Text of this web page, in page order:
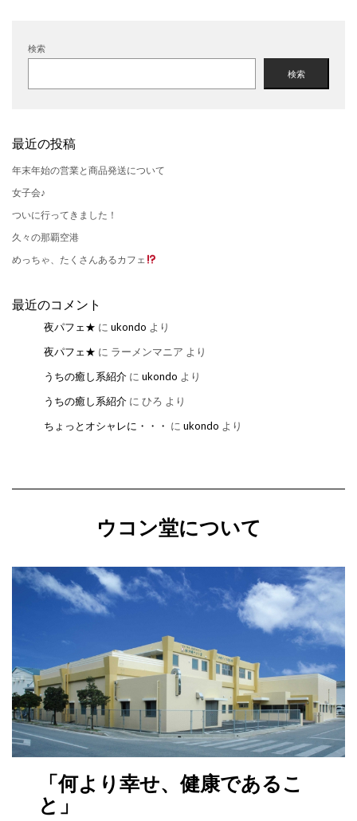
検索
検索
最近の投稿
年末年始の営業と商品発送について
女子会♪
ついに行ってきました！
久々の那覇空港
めっちゃ、たくさんあるカフェ
最近のコメント
夜パフェ★ に ukondo より
夜パフェ★ に ラーメンマニア より
うちの癒し系紹介 に ukondo より
うちの癒し系紹介 に ひろ より
ちょっとオシャレに・・・ に ukondo より
ウコン堂について
「何より幸せ、健康であるこ
と」